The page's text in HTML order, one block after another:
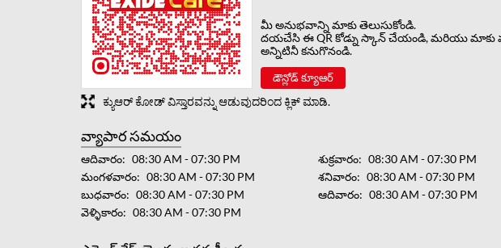
మీ అనుభవాన్ని మాకు తెలుసుకోండి.
దయచేసి ఈ QR కోడ్ను స్కాన్ చేయండి, మరియు మాకు
అన్నిటినీ కనుగొనండి.
డౌన్లోడ్ క్యూఆర్
ಕ್ಯುಆರ್ ಕೋಡ್ ವಿಸ್ತಾರವನ್ನು ಆಡುವುದರಿಂದ ಕ್ಲಿಕ್ ಮಾಡಿ.
వ్యాపార సమయం
ఆదివారం
08:30 AM - 07:30 PM
మంగళవారం
08:30 AM - 07:30 PM
బుధవారం
08:30 AM - 07:30 PM
వెళ్ళికారం
08:30 AM - 07:30 PM
శుక్రవారం
08:30 AM - 07:30 PM
శనివారం
08:30 AM - 07:30 PM
ఆదివారం
08:30 AM - 07:30 PM